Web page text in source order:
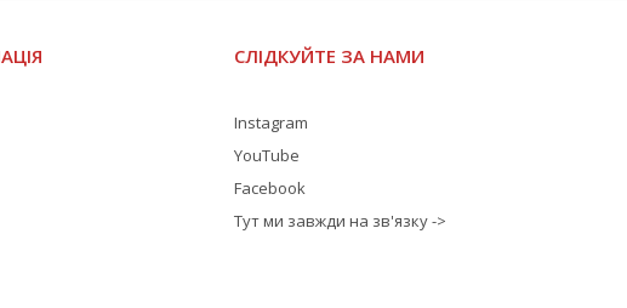
СЛІДКУЙТЕ ЗА НАМИ
Instagram
YouTube
Facebook
Тут ми завжди на зв'язку ->